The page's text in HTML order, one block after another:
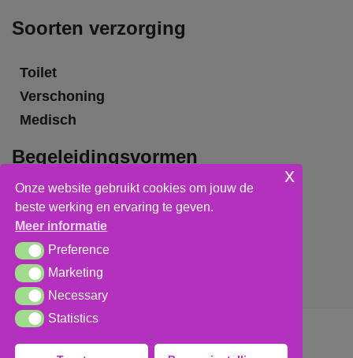
Soorten verzorging
Toilet
Verschoning
Medisch
Begeleidingsvormen
Grote groepsbegeleiding
Kleine groepsbegeleiding
Individuele begeleiding
cookieverklaring
Onze website gebruikt cookies om jouw de
beste werking en ervaring te geven.
Meer informatie
PreferencePreference
MarketingMarketing
NecessaryNecessary
StatisticsStatistics
x